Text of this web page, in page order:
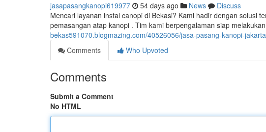
jasapasangkanopi619977 54 days ago News
Discuss
Mencari layanan instal canopi di Bekasi? Kami hadir dengan solusi
pemasangan atap kanopi . Tim kami berpengalaman siap
bekas591070.blogmazing.com/40526056/jasa-pasang-kanopi-
Comments
Who Upvoted
Comments
Submit a Comment
No HTML